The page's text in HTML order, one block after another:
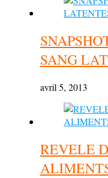
SANG
avril 5, 2013
REVELE